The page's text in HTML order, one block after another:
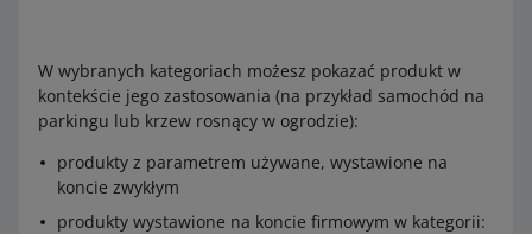
przedmiotów z parametrem Stan o wartości używane,
regenerowane lub uszkodzone wystawiane nakoncie
zwykłym
przedmiotów z parametrem Stan o wartości używane,
regenerowane lub uszkodzone wystawione na koncie
firmowym w kategoriach:
W wybranych kategoriach możesz pokazać produkt w
kontekście jego zastosowania (na przykład samochód na
parkingu lub krzew rosnący w ogrodzie):
produkty z parametrem używane, wystawione na
koncie zwykłym
produkty wystawione na koncie firmowym w kategorii: